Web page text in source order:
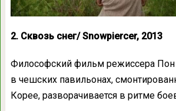
2. Сквозь снег/ Snowpiercer, 2013
Философский фильм режиссера
в чешских павильонах,
Корее, разворачивается в ритме